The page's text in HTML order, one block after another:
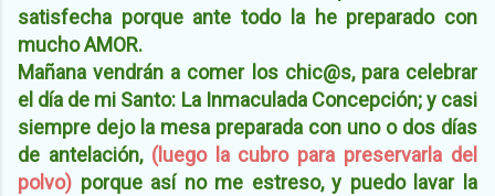
satisfecha porque ante todo la he preparado con
mucho AMOR.
Mañana vendrán a comer los chic@s, para celebrar
el día de mi Santo: La Inmaculada Concepción; y casi
siempre dejo la mesa preparada con uno o dos días
de antelación, (luego la cubro para preservarla del
polvo) porque así no me estreso, y puedo lavar la